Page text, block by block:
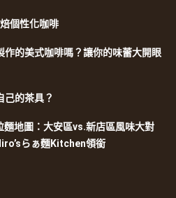
個性化咖啡
作的美式咖啡嗎？讓你的味蕾大開眼
己的茶具？
麵地圖：大安區vs.新店區風味大對
らぁ麵Kitchen領銜